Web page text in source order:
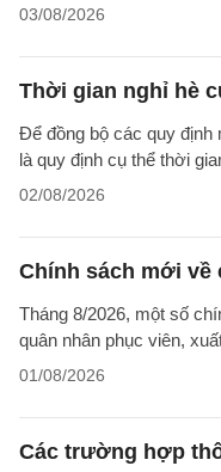
03/08/2026
Thời gian nghỉ hè
Để đồng bộ các quy
là quy định cụ thể thời
02/08/2026
Chính sách mới về
Tháng 8/2026, một số
quân nhân phục viên,
01/08/2026
Các trường hợp